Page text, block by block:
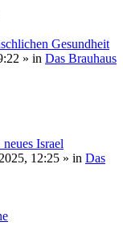
Gesundheit
» in Das Brauhaus
Israel
12:25 » in Das